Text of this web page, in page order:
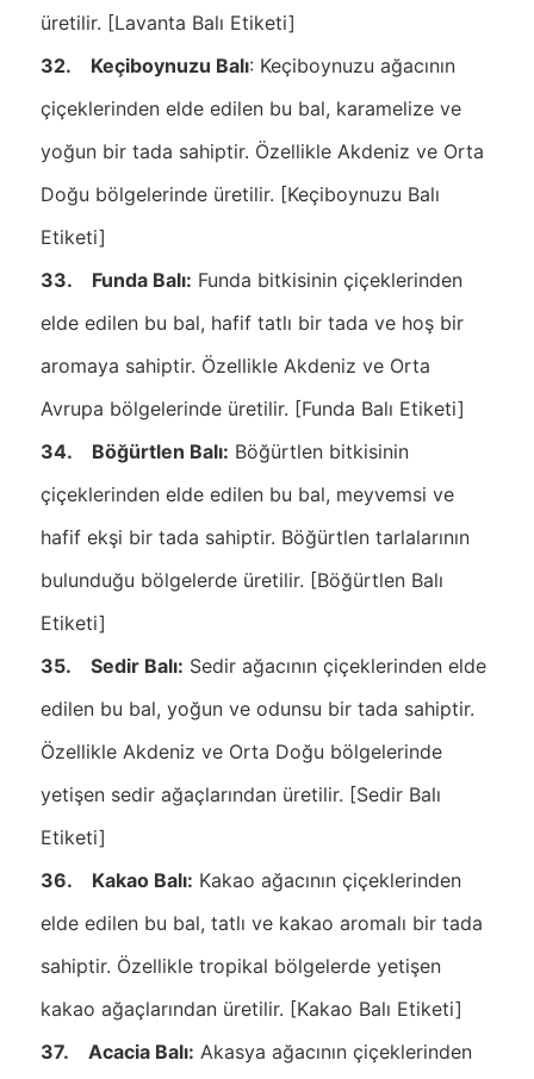
üretilir. [Lavanta Balı Etiketi]
32. Keçiboynuzu Balı: Keçiboynuzu ağacının
çiçeklerinden elde edilen bu bal, karamelize ve
yoğun bir tada sahiptir. Özellikle Akdeniz ve Orta
Doğu bölgelerinde üretilir. [Keçiboynuzu Balı
Etiketi]
33. Funda Balı: Funda bitkisinin çiçeklerinden
elde edilen bu bal, hafif tatlı bir tada ve hoş bir
aromaya sahiptir. Özellikle Akdeniz ve Orta
Avrupa bölgelerinde üretilir. [Funda Balı Etiketi]
34. Böğürtlen Balı: Böğürtlen bitkisinin
çiçeklerinden elde edilen bu bal, meyvemsi ve
hafif ekşi bir tada sahiptir. Böğürtlen tarlalarının
bulunduğu bölgelerde üretilir. [Böğürtlen Balı
Etiketi]
35. Sedir Balı: Sedir ağacının çiçeklerinden elde
edilen bu bal, yoğun ve odunsu bir tada sahiptir.
Özellikle Akdeniz ve Orta Doğu bölgelerinde
yetişen sedir ağaçlarından üretilir. [Sedir Balı
Etiketi]
36. Kakao Balı: Kakao ağacının çiçeklerinden
elde edilen bu bal, tatlı ve kakao aromalı bir tada
sahiptir. Özellikle tropikal bölgelerde yetişen
kakao ağaçlarından üretilir. [Kakao Balı Etiketi]
37. Acacia Balı: Akasya ağacının çiçeklerinden